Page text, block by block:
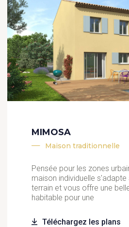
MIMOSA
Maison traditionnelle
Pensée pour les zones
maison individuelle
terrain et vous offre une
habitable pour une
Téléchargez les plans